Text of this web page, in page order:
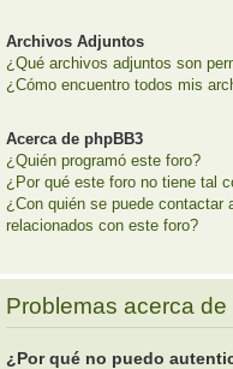
Archivos Adjuntos
¿Qué archivos adjuntos son
¿Cómo encuentro todos mis
Acerca de phpBB3
¿Quién programó este foro?
¿Por qué este foro no tiene tal
¿Con quién se puede contactar
relacionados con este foro?
Problemas acerca
¿Por qué no puedo